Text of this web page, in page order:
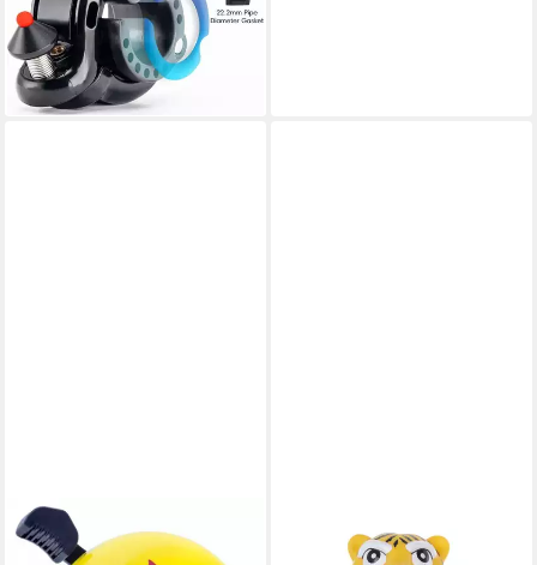
Laut, Kompakt, Langlebig &
GELB, 100 dB Sicherheit
11,95 €
lieferbar - in 3-4 Werktagen bei dir